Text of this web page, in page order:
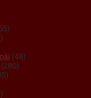
(48)
(280)